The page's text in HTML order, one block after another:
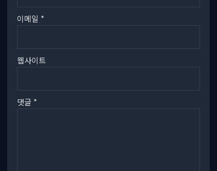
이메일 *
웹사이트
댓글 *